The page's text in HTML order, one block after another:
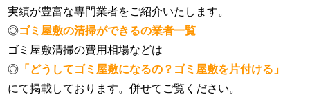
実績が豊富な専門業者をご紹介いたします。
◎ゴミ屋敷の清掃ができるの業者一覧
ゴミ屋敷清掃の費用相場などは
◎ 「どうしてゴミ屋敷になるの？ゴミ屋敷を片付ける」
にて掲載しております。併せてご覧ください。